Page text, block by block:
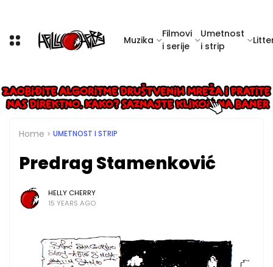
Muzika
Filmovi
i serije
Umetnost
i strip
Home UMETNOST I STRIP
Predrag Stamenković
HELLY CHERRY
15 YEARS AGO